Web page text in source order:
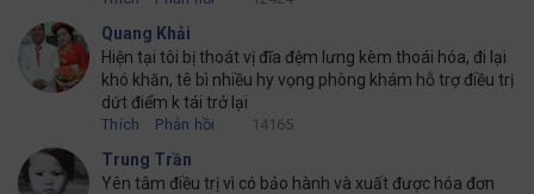
Quang Khải
Hiện tại tôi bị thoát vị đĩa đệm lưng kèm thoái hóa, đi lại
khó khăn, tê bì nhiều hy vọng phòng khám hỗ trợ điều trị
dứt điểm k tái trở lại
Thích Phản hồi 14165
Trung Trần
Yên tâm điều trị vì có bảo hành và xuất được hóa đơn